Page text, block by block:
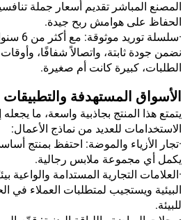
المصنع المباشر تقديم أسعار جملة
الحفاظ على هوامش ربح جيدة.
·سلسلة
نضمن جودة ثابتة، واتصالاً شفافًا،
الطلبات، كبيرة كانت أم صغيرة.
الأسواق المستهدفة والتطبيقات
يتمتع هذا المنتج بجاذبية واسعة، ما
الاستخدامات للعديد من نماذج الأعمال:
·تجار الأزياء والموضة: احتفظ بمنتج
يكمل أي مجموعة ملابس رجالية.
·العلامات التجارية المستدامة والواعية
البيئية ويستجيب لمتطلبات العملاء في
للبيئة.